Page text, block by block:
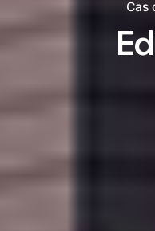
Cas